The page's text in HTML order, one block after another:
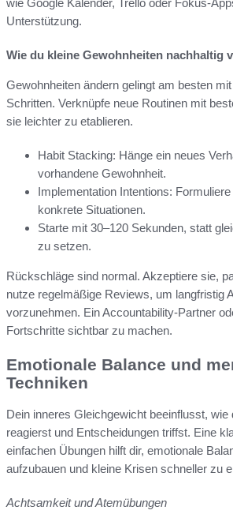
wie Google Kalender, Trello oder Fokus-
Unterstützung.
Wie du kleine Gewohnheiten nachhaltig
Gewohnheiten ändern gelingt am besten
Schritten. Verknüpfe neue Routinen mit
sie leichter zu etablieren.
Habit Stacking: Hänge ein neues
vorhandene Gewohnheit.
Implementation Intentions:
konkrete Situationen.
Starte mit 30–120 Sekunden, statt
zu setzen.
Rückschläge sind normal. Akzeptiere sie,
nutze regelmäßige Reviews, um langfristig
vorzunehmen. Ein Accountability-Partner
Fortschritte sichtbar zu machen.
Emotionale Balance und
Techniken
Dein inneres Gleichgewicht beeinflusst, wie
reagierst und Entscheidungen triffst. Eine
einfachen Übungen hilft dir, emotionale
aufzubauen und kleine Krisen schneller zu
Achtsamkeit und Atemübungen